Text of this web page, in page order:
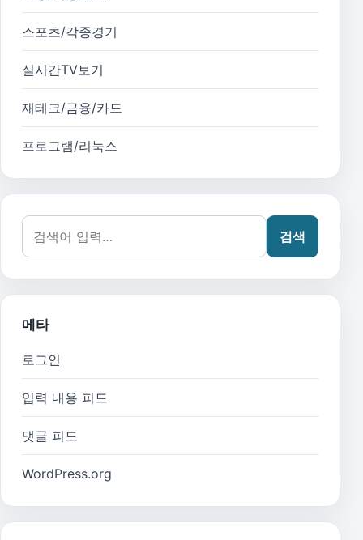
스포츠/각종경기
실시간TV보기
재테크/금융/카드
프로그램/리눅스
검색어:
검색
메타
로그인
입력 내용 피드
댓글 피드
WordPress.org